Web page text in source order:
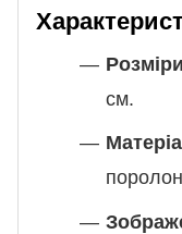
см.